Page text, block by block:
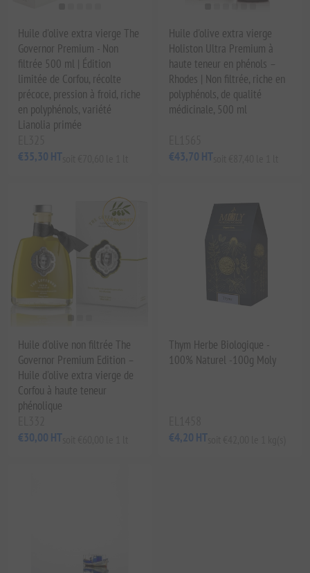
Huile d'olive extra vierge The
Governor Premium - Non
filtrée 500 ml | Édition
limitée de Corfou, récolte
précoce, pression à froid, riche
en polyphénols, variété
Lianolia primée
€35,30 HT
Huile d'olive extra vierge
Holiston Ultra Premium à
haute teneur en phénols –
Rhodes | Non filtrée, riche en
polyphénols, de qualité
médicinale, 500 ml
€43,70 HT
Huile d'olive non filtrée The
Governor Premium Edition –
Huile d'olive extra vierge de
Corfou à haute teneur
phénolique
€30,00 HT
Thym Herbe Biologique -
100% Naturel -100g Moly
€4,20 HT